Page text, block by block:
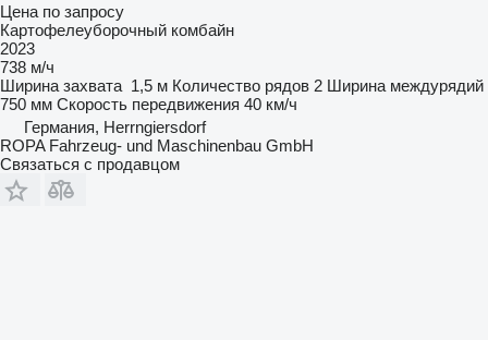
Цена по запросу
Картофелеуборочный комбайн
2023
738 м/ч
Ширина захвата 1,5 м Количество рядов 2 Ширина междурядий
750 мм Скорость передвижения 40 км/ч
Германия, Herrngiersdorf
ROPA Fahrzeug- und Maschinenbau GmbH
Связаться с продавцом